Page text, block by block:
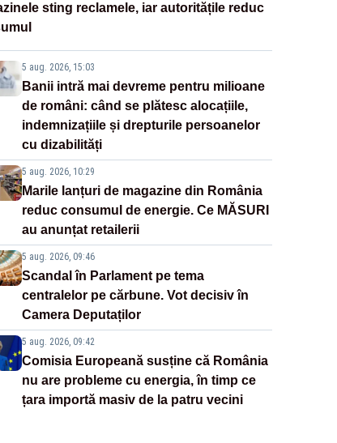
sting reclamele, iar autoritățile reduc
5 aug. 2026, 15:03
Banii intră mai devreme pentru milioane
de români: când se plătesc alocațiile,
indemnizațiile și drepturile persoanelor
cu dizabilități
5 aug. 2026, 10:29
Marile lanțuri de magazine din România
reduc consumul de energie. Ce MĂSURI
au anunțat retailerii
5 aug. 2026, 09:46
Scandal în Parlament pe tema
centralelor pe cărbune. Vot decisiv în
Camera Deputaților
5 aug. 2026, 09:42
Comisia Europeană susține că România
nu are probleme cu energia, în timp ce
țara importă masiv de la patru vecini